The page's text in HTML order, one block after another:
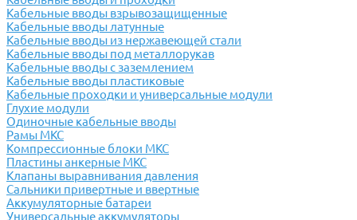
Кабельные вводы взрывозащищенные
Кабельные вводы латунные
Кабельные вводы из нержавеющей стали
Кабельные вводы под металлорукав
Кабельные вводы с заземлением
Кабельные вводы пластиковые
Кабельные проходки и универсальные модули
Глухие модули
Одиночные кабельные вводы
Рамы МКС
Компрессионные блоки МКС
Пластины анкерные МКС
Клапаны выравнивания давления
Сальники привертные и ввертные
Аккумуляторные батареи
Универсальные аккумуляторы